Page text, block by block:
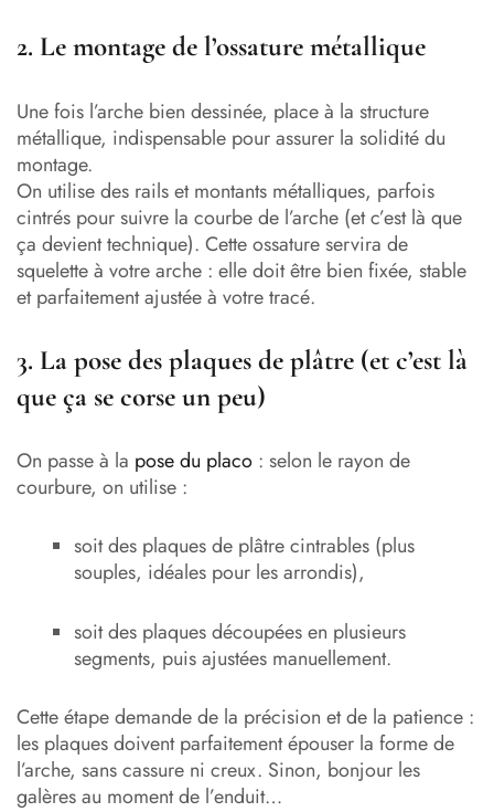
2. Le montage de l’ossature métallique
Une fois l’arche bien dessinée, place à la structure
métallique, indispensable pour assurer la solidité du
montage.
On utilise des rails et montants métalliques, parfois
cintrés pour suivre la courbe de l’arche (et c’est là que
ça devient technique). Cette ossature servira de
squelette à votre arche : elle doit être bien fixée, stable
et parfaitement ajustée à votre tracé.
3. La pose des plaques de plâtre (et c’est là
que ça se corse un peu)
On passe à la pose du placo : selon le rayon de
courbure, on utilise :
soit des plaques de plâtre cintrables (plus
souples, idéales pour les arrondis),
soit des plaques découpées en plusieurs
segments, puis ajustées manuellement.
Cette étape demande de la précision et de la patience :
les plaques doivent parfaitement épouser la forme de
l’arche, sans cassure ni creux. Sinon, bonjour les
galères au moment de l’enduit…